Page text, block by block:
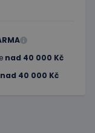
nad 40 000 Kč
nad 40 000 Kč